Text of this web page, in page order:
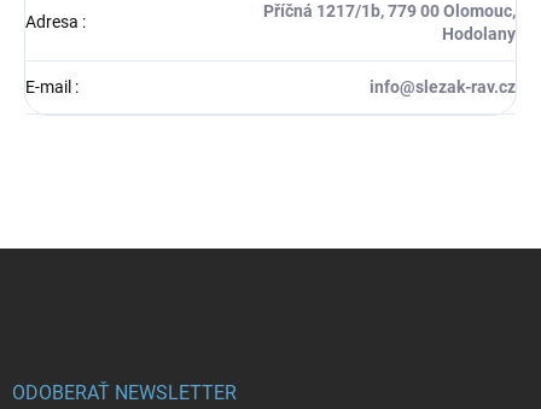
Adresa :
Příčná 1217/1b, 779 00 Olomouc,
Hodolany
E-mail : info@slezak-rav.cz
ODOBERAŤ NEWSLETTER